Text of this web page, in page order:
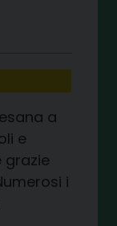
a
e
grazie
i